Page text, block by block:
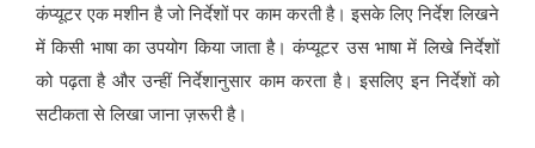
कंप्यूटर एक मशीन है जो निर्देशों पर काम करती है। इसके लिए निर्देश लिखने
में किसी भाषा का उपयोग किया जाता है। कंप्यूटर उस भाषा में लिखे निर्देशों
को पढ़ता है और उन्हीं निर्देशानुसार काम करता है। इसलिए इन निर्देशों को
सटीकता से लिखा जाना ज़रूरी है।